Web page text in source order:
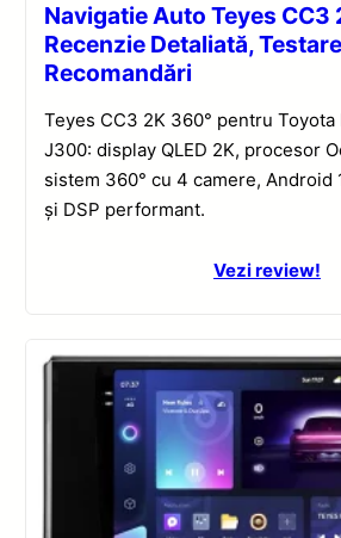
Navigatie Auto Teyes
Recenzie Detaliată,
Recomandări
Teyes CC3 2K 360° pentru
J300: display QLED 2K, procesor
sistem 360° cu 4 camere, Android
și DSP performant.
Vezi review!